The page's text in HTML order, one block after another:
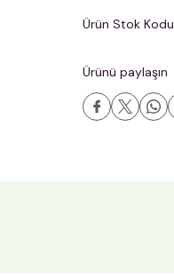
Ürün Stok Kodu
Ürünü paylaşın